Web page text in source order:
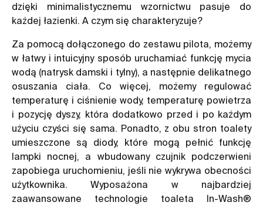
dzięki minimalistycznemu wzornictwu pasuje do
każdej łazienki. A czym się charakteryzuje?
Za pomocą dołączonego do zestawu pilota, możemy
w łatwy i intuicyjny sposób uruchamiać funkcję mycia
wodą (natrysk damski i tylny), a następnie delikatnego
osuszania ciała. Co więcej, możemy regulować
temperaturę i ciśnienie wody, temperaturę powietrza
i pozycję dyszy, która dodatkowo przed i po każdym
użyciu czyści się sama. Ponadto, z obu stron toalety
umieszczone są diody, które mogą pełnić funkcję
lampki nocnej, a wbudowany czujnik podczerwieni
zapobiega uruchomieniu, jeśli nie wykrywa obecności
użytkownika. Wyposażona w najbardziej
zaawansowane technologie toaleta In-Wash®